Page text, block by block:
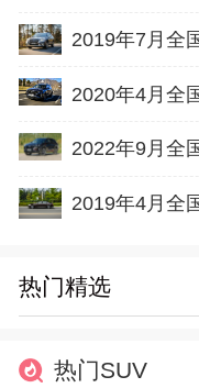
2019年7月全
2020年4月全
2022年9月全
2019年4月全
热门精选
热门SUV